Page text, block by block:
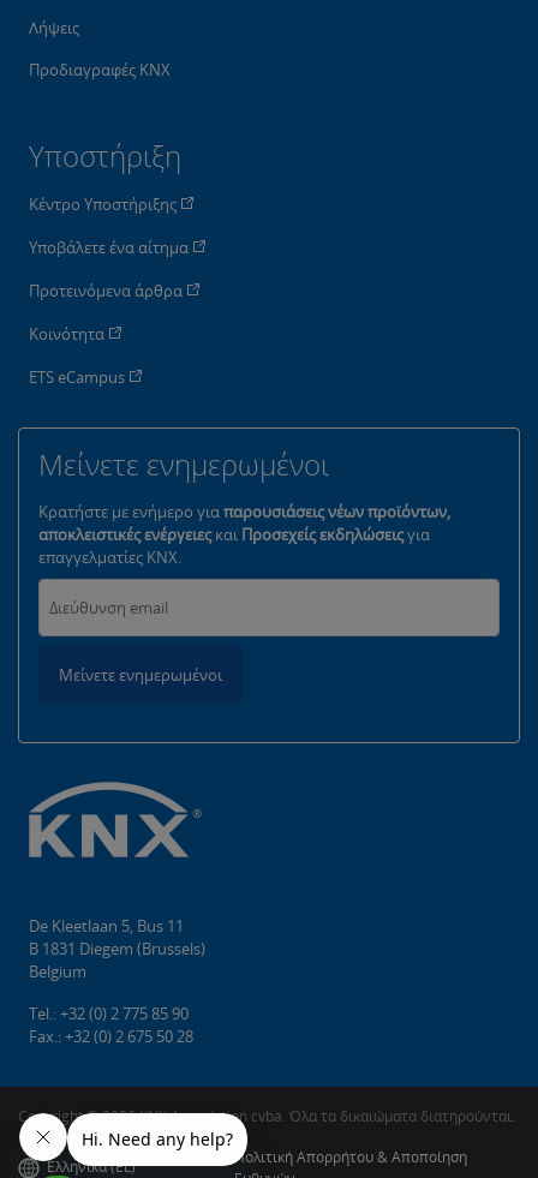
Λήψεις
Προδιαγραφές KNX
Υποστήριξη
Κέντρο Υποστήριξης
Υποβάλετε ένα αίτημα
Προτεινόμενα άρθρα
Κοινότητα
ETS eCampus
Μείνετε ενημερωμένοι
Κρατήστε με ενήμερο γιαπαρουσιάσεις νέων προϊόντων,
αποκλειστικές ενέργειεςκαι Προσεχείς εκδηλώσειςγια
επαγγελματίες KNX.
Μείνετε ενημερωμένοι
De Kleetlaan 5, Bus 11
B 1831 Diegem (Brussels)
Belgium
Tel.: +32 (0) 2 775 85 90
Fax.: +32 (0) 2 675 50 28
Copyright © 2026 KNX Association cvba. Όλα τα δικαιώματα διατηρούνται.
Ελληνικά (EL)
Πολιτική Απορρήτου & Αποποίηση